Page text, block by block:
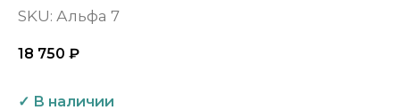
SKU: Альфа 7
18 750 ₽